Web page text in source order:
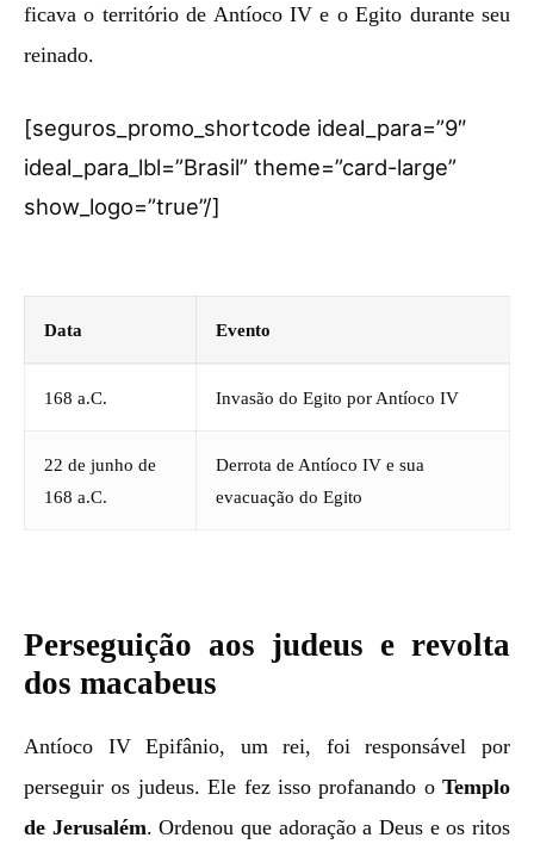
ficava o território de Antíoco IV e o Egito durante seu
reinado.
[seguros_promo_shortcode ideal_para=”9″
ideal_para_lbl=”Brasil” theme=”card-large”
show_logo=”true”/]
Data Evento
168 a.C. Invasão do Egito por Antíoco IV
22 de junho de
168 a.C.
Derrota de Antíoco IV e sua
evacuação do Egito
Perseguição aos judeus e revolta
dos macabeus
Antíoco IV Epifânio, um rei, foi responsável por
perseguir os judeus. Ele fez isso profanando o Templo
de Jerusalém. Ordenou que adoração a Deus e os ritos